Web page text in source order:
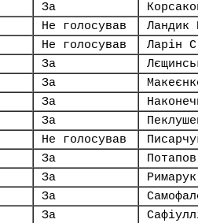
За
Не голосував Ландик
Не голосував Ларін
За
За
За
За
Не голосував
За
За
За
За